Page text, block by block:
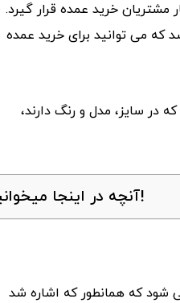
شود تا در اختیار مشتریان خرید عمده قرار گیرد.
نشایی می باشد که می توانید برای خرید عمده
در سایز، مدل و رنگ دارند،
آنچه در اینجا میخوانید!
شود که همانطور که اشاره شد